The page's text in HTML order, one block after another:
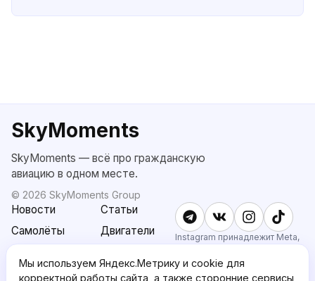
SkyMoments
SkyMoments — всё про гражданскую
авиацию в одном месте.
© 2026 SkyMoments Group
Новости
Статьи
Самолёты
Двигатели
AI: Altair
SkyMoments
Instagram принадлежит Meta,
запрещённой в РФ.
Мы используем Яндекс.Метрику и cookie для
корректной работы сайта, а также сторонние сервисы